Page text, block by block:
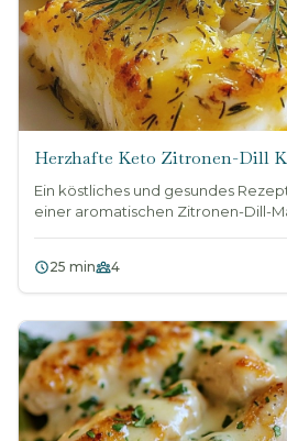
Herzhafte Keto Zitronen-Dill
Ein köstliches und gesundes
einer aromatischen Zitronen-Dill-
25 min 4